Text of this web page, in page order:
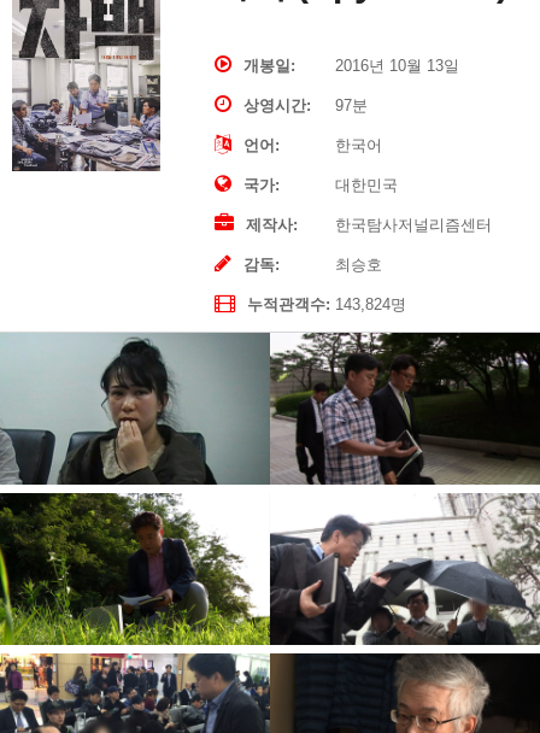
개봉일 2016년 10월 13일
상영시간 97분
언어 한국어
국가 대한민국
제작사 한국탐사저널리즘센터
감독 최승호
누적관객수 143,824명